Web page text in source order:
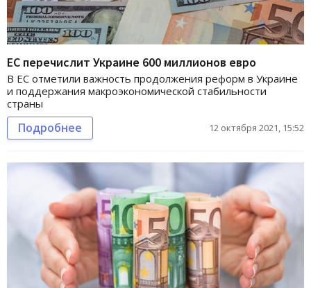
ЕС перечислит Украине 600 миллионов евро
В ЕС отметили важность продолжения реформ в Украине
и поддержания макроэкономической стабильности
страны
Подробнее 12 октября 2021, 15:52